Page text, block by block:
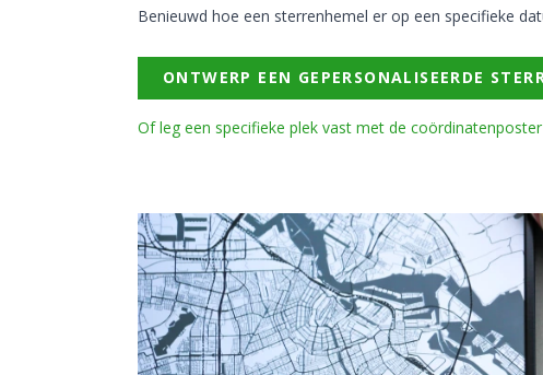
Benieuwd hoe een sterrenhemel er op een specifieke
ONTWERP EEN GEPERSONALISEERDE
Of leg een specifieke plek vast met de coördinatenposter